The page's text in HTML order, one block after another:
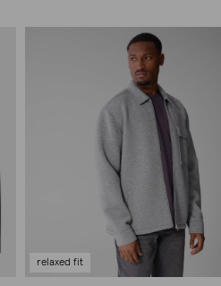
relaxed fit